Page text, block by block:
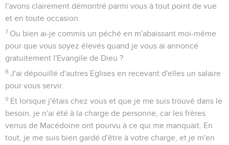
l'avons clairement démontré parmi vous à tout point de vue
et en toute occasion.
7 Ou bien ai-je commis un péché en m'abaissant moi-même
pour que vous soyez élevés quand je vous ai annoncé
gratuitement l'Evangile de Dieu ?
8 J'ai dépouillé d'autres Eglises en recevant d'elles un salaire
pour vous servir.
9 Et lorsque j'étais chez vous et que je me suis trouvé dans le
besoin, je n'ai été à la charge de personne, car les frères
venus de Macédoine ont pourvu à ce qui me manquait. En
tout, je me suis bien gardé d'être à votre charge, et je m'en